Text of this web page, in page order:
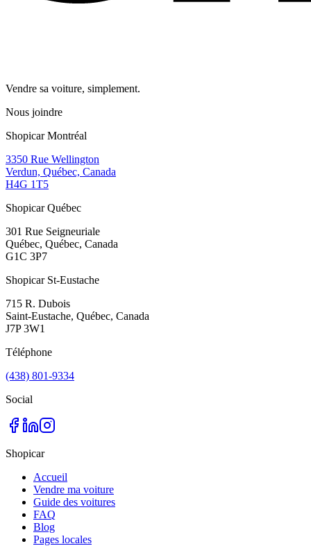
Vendre sa voiture, simplement.
Nous joindre
Shopicar Montréal
3350 Rue Wellington
Verdun, Québec, Canada
H4G 1T5
Shopicar Québec
301 Rue Seigneuriale
Québec, Québec, Canada
G1C 3P7
Shopicar St-Eustache
715 R. Dubois
Saint-Eustache, Québec, Canada
J7P 3W1
Téléphone
(438) 801-9334
Social
Shopicar
Accueil
Vendre ma voiture
Guide des voitures
FAQ
Blog
Pages locales